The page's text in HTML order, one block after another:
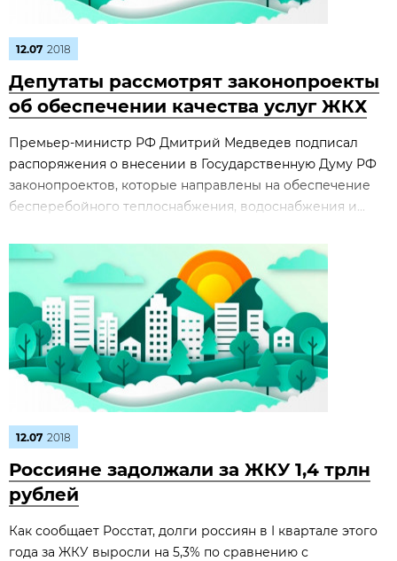
12.07 2018
Депутаты рассмотрят законопроекты
об обеспечении качества услуг ЖКХ
Премьер-министр РФ Дмитрий Медведев подписал
распоряжения о внесении в Государственную Думу РФ
законопроектов, которые направлены на обеспечение
бесперебойного теплоснабжения, водоснабжения и...
12.07 2018
Россияне задолжали за ЖКУ 1,4 трлн
рублей
Как сообщает Росстат, долги россиян в I квартале этого
года за ЖКУ выросли на 5,3% по сравнению с